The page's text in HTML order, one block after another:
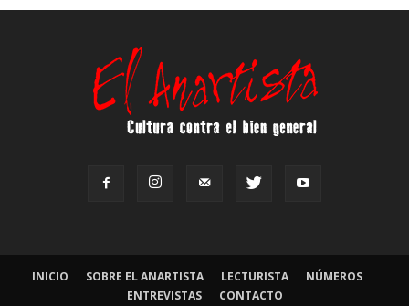
INICIO SOBRE EL ANARTISTA LECTURISTA
NÚMEROS
ENTREVISTAS
CONTACTO